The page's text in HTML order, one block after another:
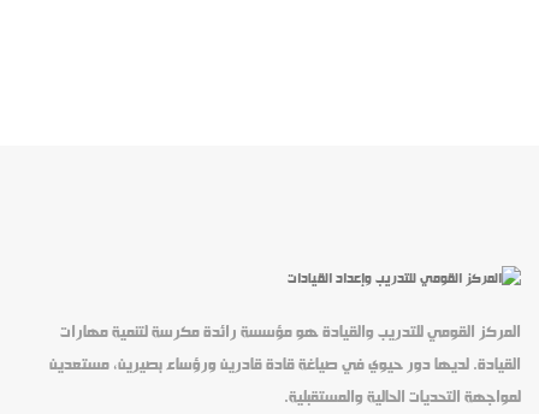
المركز القومي للتدريب والقيادة هو مؤسسة رائدة مكرسة لتنمية مهارات
القيادة. لديها دور حيوي في صياغة قادة قادرين ورؤساء بصيرين، مستعدين
لمواجهة التحديات الحالية والمستقبلية.